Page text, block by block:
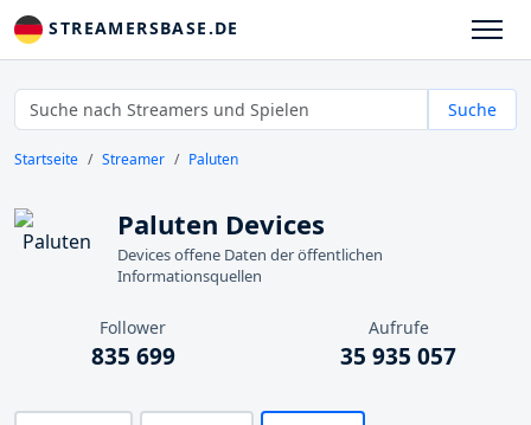
STREAMERSBASE.DE
Suche
Startseite Streamer Paluten
Paluten Devices
Devices offene Daten der öffentlichen
Informationsquellen
Follower
835 699
Aufrufe
35 935 057